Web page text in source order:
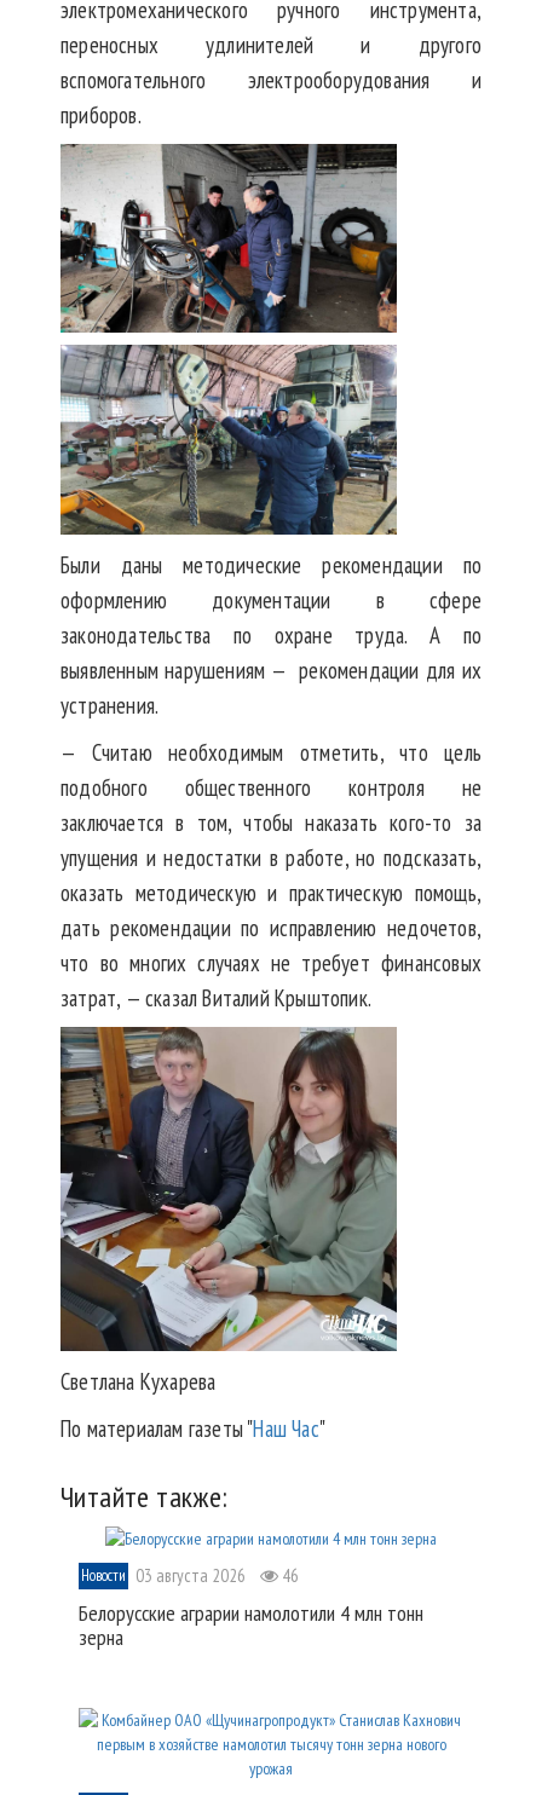
электромеханического ручного инструмента,
переносных удлинителей и другого
вспомогательного электрооборудования и
приборов.
Были даны методические рекомендации по
оформлению документации в сфере
законодательства по охране труда. А по
выявленным нарушениям — рекомендации для их
устранения.
— Считаю необходимым отметить, что цель
подобного общественного контроля не
заключается в том, чтобы наказать кого-то за
упущения и недостатки в работе, но подсказать,
оказать методическую и практическую помощь,
дать рекомендации по исправлению недочетов,
что во многих случаях не требует финансовых
затрат, — сказал Виталий Крыштопик.
Светлана Кухарева
По материалам газеты "Наш Час"
Читайте также:
Новости 03 августа 2026 46
Белорусские аграрии намолотили 4 млн тонн
зерна